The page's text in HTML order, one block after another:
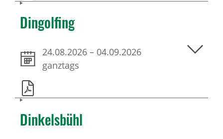
Dingolfing
24.08.2026 – 04.09.2026
ganztags
Dinkelsbühl